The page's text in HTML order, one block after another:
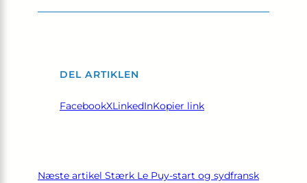
DEL ARTIKLEN
FacebookXLinkedInKopier link
Næste artikel Stærk Le Puy-start og sydfransk